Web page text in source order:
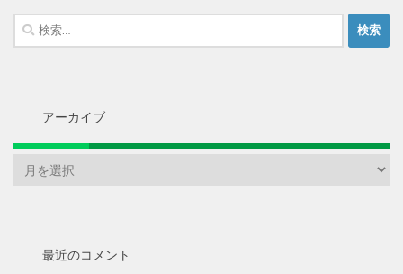
検
索:
アーカイブ
最近のコメント